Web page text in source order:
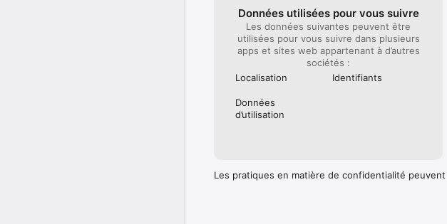
Données utilisées pour vous suivre
Les données suivantes peuvent être
utilisées pour vous suivre dans plusieurs
apps et sites web appartenant à d’autres
sociétés :
Localisation
Identifiants
Données
d’utilisation
Les pratiques en matière de confidentialité